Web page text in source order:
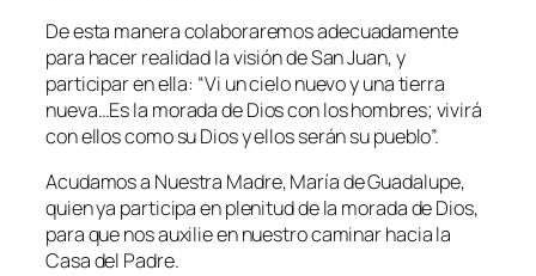
De esta manera colaboraremos adecuadamente
para hacer realidad la visión de San Juan, y
participar en ella: “Vi un cielo nuevo y una tierra
nueva…Es la morada de Dios con los hombres; vivirá
con ellos como su Dios y ellos serán su pueblo”.
Acudamos a Nuestra Madre, María de Guadalupe,
quien ya participa en plenitud de la morada de Dios,
para que nos auxilie en nuestro caminar hacia la
Casa del Padre.